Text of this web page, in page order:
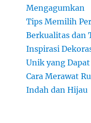
Mengagumkan
Tips Memilih
Berkualitas dan
Inspirasi
Unik yang
Cara Merawat
Indah dan Hijau